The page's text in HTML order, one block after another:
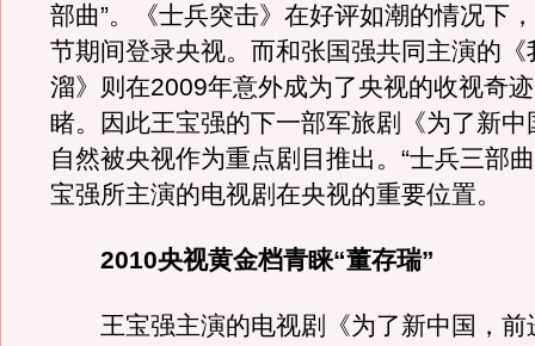
部曲”。《士兵突击》在好评如潮的情况下
节期间登录央视。而和张国强共同主演的《
溜》则在2009年意外成为了央视的收视奇
睹。因此王宝强的下一部军旅剧《为了新中
自然被央视作为重点剧目推出。“士兵三部
宝强所主演的电视剧在央视的重要位置。
2010央视黄金档青睐“董存瑞”
王宝强主演的电视剧《为了新中国，前